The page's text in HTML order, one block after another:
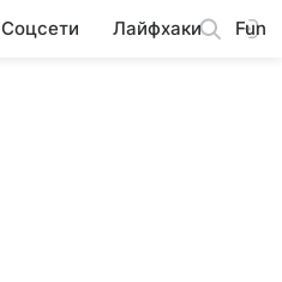
Соцсети Лайфхаки Fun